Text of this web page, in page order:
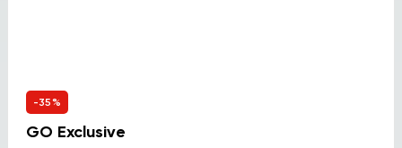
-35%
GO Exclusive